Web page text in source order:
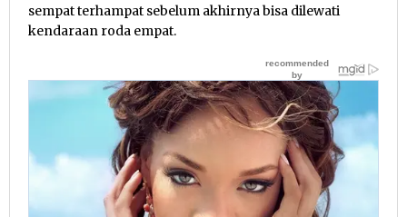
sempat terhampat sebelum akhirnya bisa dilewati
kendaraan roda empat.